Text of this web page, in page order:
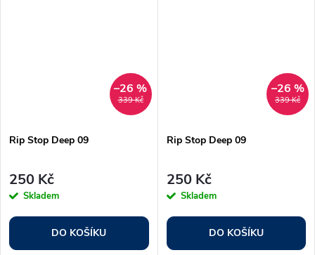
339 Kč
–26 %
Rip Stop Deep 09
250 Kč
Skladem
DO KOŠÍKU
339 Kč
–26 %
Rip Stop Deep 09
250 Kč
Skladem
DO KOŠÍKU